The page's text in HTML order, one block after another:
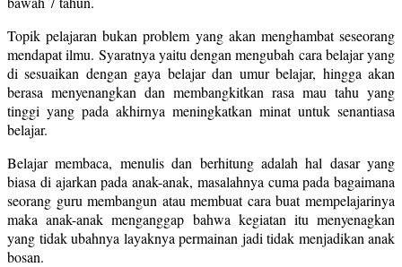
Topik pelajaran bukan problem yang akan menghambat seseorang
mendapat ilmu. Syaratnya yaitu dengan mengubah cara belajar yang
di sesuaikan dengan gaya belajar dan umur belajar, hingga akan
berasa menyenangkan dan membangkitkan rasa mau tahu yang
tinggi yang pada akhirnya meningkatkan minat untuk senantiasa
belajar.
Belajar membaca, menulis dan berhitung adalah hal dasar yang
biasa di ajarkan pada anak-anak, masalahnya cuma pada bagaimana
seorang guru membangun atau membuat cara buat mempelajarinya
maka anak-anak menganggap bahwa kegiatan itu menyenagkan
yang tidak ubahnya layaknya permainan jadi tidak menjadikan anak
bosan.